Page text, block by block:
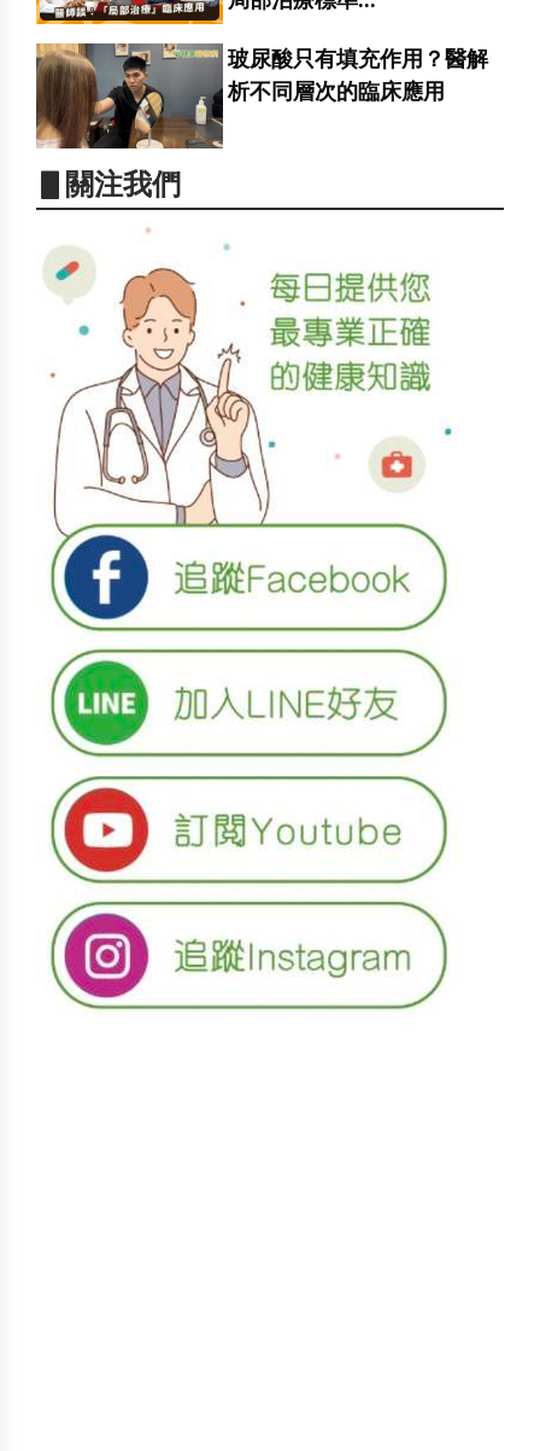
玻尿酸只有填充作用？醫解
析不同層次的臨床應用
▋關注我們